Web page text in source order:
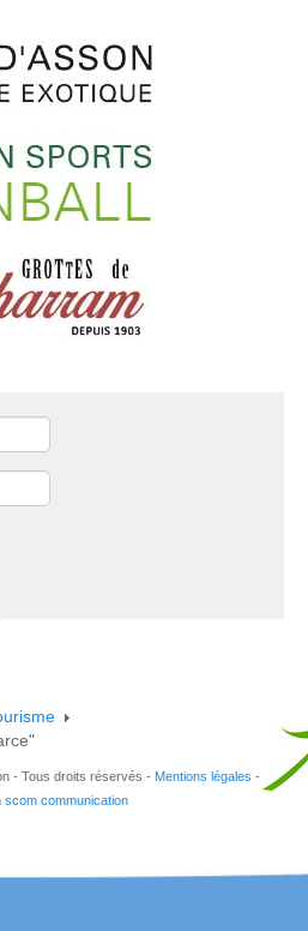
- Tous droits réservés - Mentions légales -
scom communication